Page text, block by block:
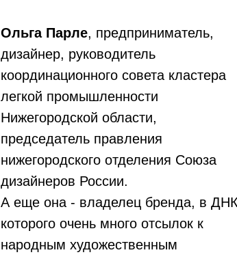
Ольга Парле, предприниматель,
дизайнер, руководитель
координационного совета кластера
легкой промышленности
Нижегородской области,
председатель правления
нижегородского отделения Союза
дизайнеров России.
А еще она - владелец бренда, в ДНК
которого очень много отсылок к
народным художественным